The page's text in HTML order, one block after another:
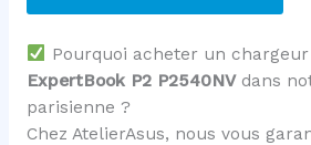
Pourquoi acheter un chargeur
ExpertBook P2 P2540NVdans
parisienne ?
Chez AtelierAsus, nous vous